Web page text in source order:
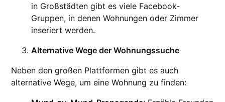
in Großstädten gibt es viele Facebook-
Gruppen, in denen Wohnungen oder Zimmer
inseriert werden.
Alternative Wege der Wohnungssuche
Neben den großen Plattformen gibt es auch
alternative Wege, um eine Wohnung zu finden: